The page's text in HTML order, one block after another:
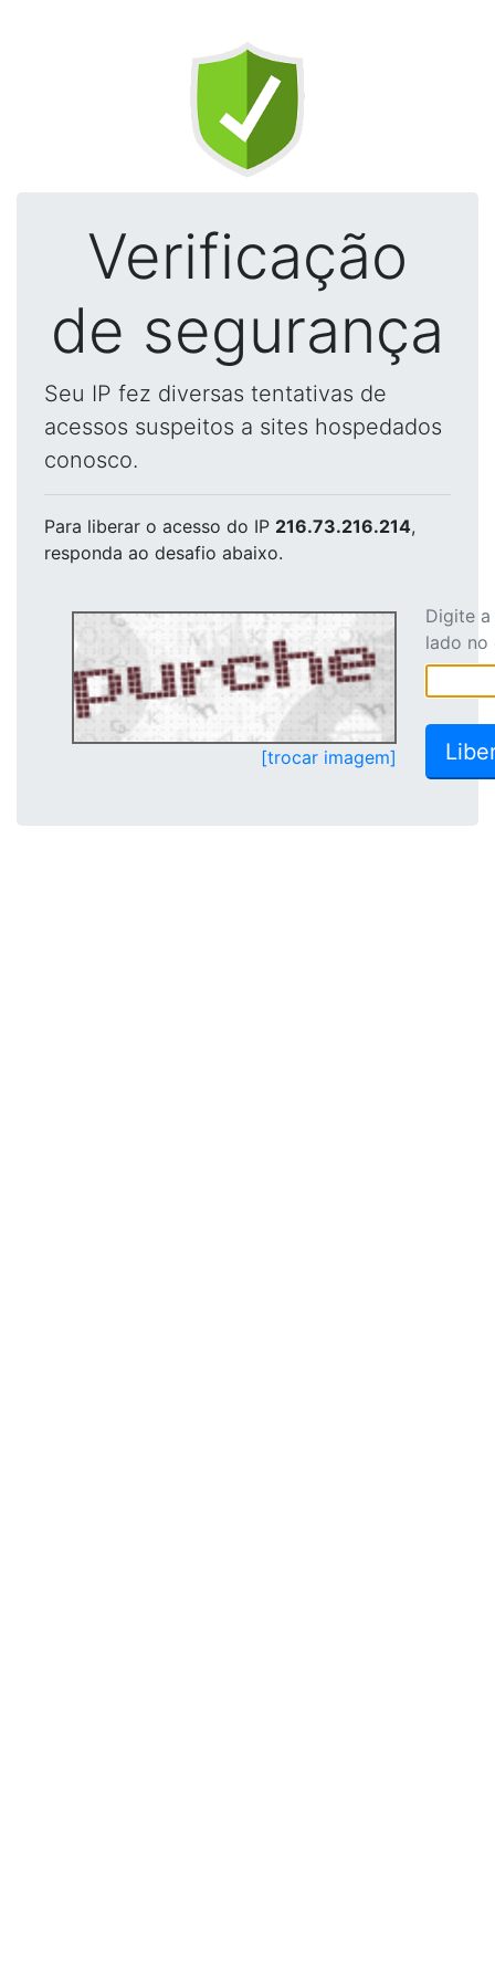
Verificação
de segurança
Seu IP fez diversas tentativas de
acessos suspeitos a sites hospedados
conosco.
Para liberar o acesso do IP 216.73.216.214,
responda ao desafio abaixo.
[trocar imagem]
Digite
lado no